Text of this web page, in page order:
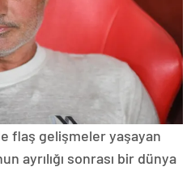
flaş gelişmeler yaşayan
ayrılığı sonrası bir dünya